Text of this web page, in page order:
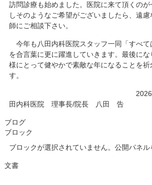
訪問診療も始めました。医院に来て頂くの
しそのようなご希望がございましたら、遠
師にご相談下さい。
今年も八田内科医院スタッフ一同「すべて
を合言葉に更に躍進していきます。最後に
様にとって健やかで素敵な年になることを祈
す。
2026年 元旦 医
田内科医院 理事長/院長 八田 告
ブログ
ブロック
ブロックが選択されていません。公開パネル
文書